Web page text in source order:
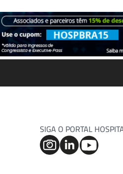
SIGA O PORTAL